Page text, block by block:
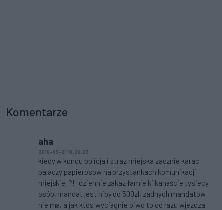
Komentarze
aha
2016-03-21 18:26:23
kiedy w koncu policja i straz miejska zacznie karac
palaczy papierosow na przystankach komunikacji
miejskiej ?!! dziennie zakaz łamie kilkanaście tysiecy
osób, mandat jest niby do 500zl, zadnych mandatow
nie ma, a jak ktos wyciagnie piwo to od razu wjezdza